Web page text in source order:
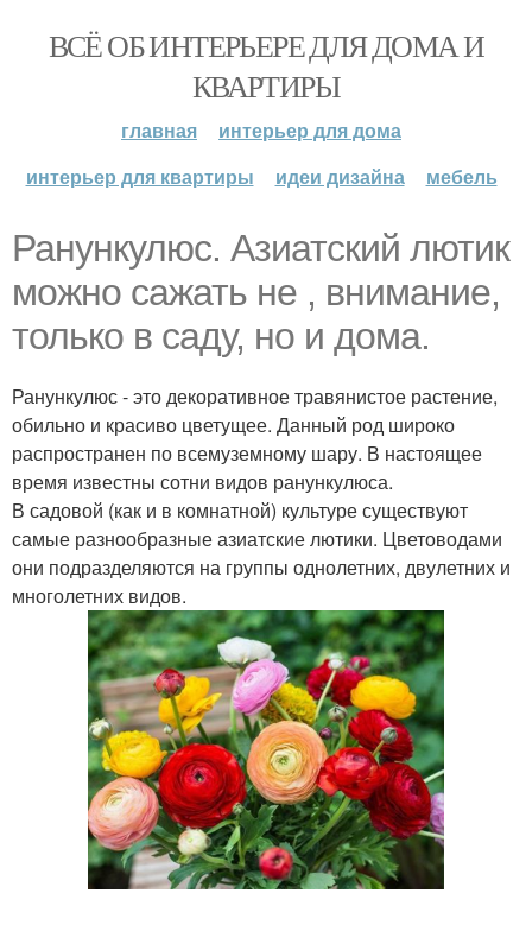
ВСЁ ОБ ИНТЕРЬЕРЕ ДЛЯ ДОМА И
КВАРТИРЫ
главная
интерьер для дома
интерьер для квартиры
идеи дизайна мебель
Ранункулюс. Азиатский лютик
можно сажать не , внимание,
только в саду, но и дома.
Ранункулюс - это декоративное травянистое растение,
обильно и красиво цветущее. Данный род широко
распространен по всемуземному шару. В настоящее
время известны сотни видов ранункулюса.
В садовой (как и в комнатной) культуре существуют
самые разнообразные азиатские лютики. Цветоводами
они подразделяются на группы однолетних, двулетних и
многолетних видов.